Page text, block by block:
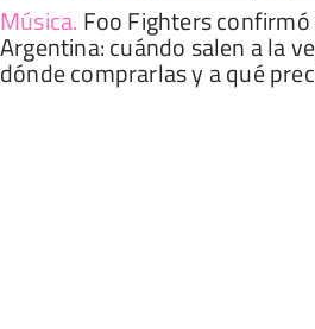
Música. Foo Fighters
Argentina: cuándo salen a la
dónde comprarlas y a qué